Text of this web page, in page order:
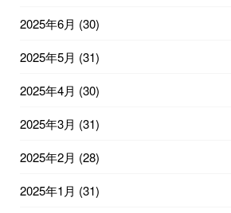
2025年6月 (30)
2025年5月 (31)
2025年4月 (30)
2025年3月 (31)
2025年2月 (28)
2025年1月 (31)